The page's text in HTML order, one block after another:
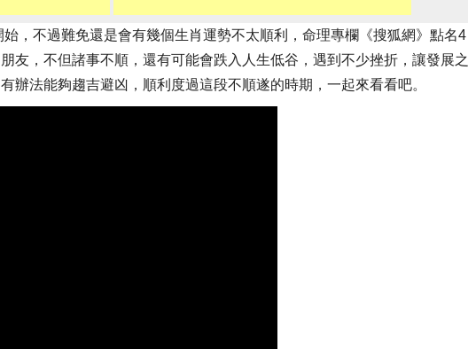
，不過難免還是會有幾個生肖運勢不太順利，命理專欄《搜狐網》點名4
友，不但諸事不順，還有可能會跌入人生低谷，遇到不少挫折，讓發展之
辦法能夠趨吉避凶，順利度過這段不順遂的時期，一起來看看吧。